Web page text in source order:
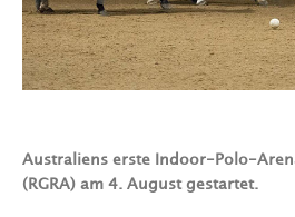
Australiens erste Indoor-Polo-
(RGRA) am 4. August gestartet.